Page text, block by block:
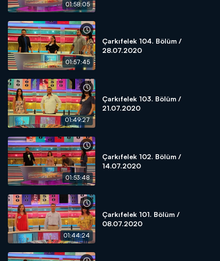
01:58:05
01:57:45
Çarkıfelek 104. Bölüm /
28.07.2020
01:49:27
Çarkıfelek 103. Bölüm /
21.07.2020
01:53:48
Çarkıfelek 102. Bölüm /
14.07.2020
01:44:24
Çarkıfelek 101. Bölüm /
08.07.2020